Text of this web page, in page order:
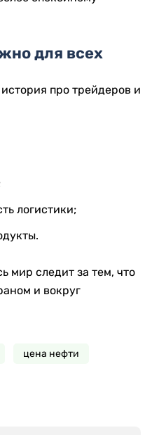
для всех
про трейдеров и
логистики;
мир следит за тем, что
и вокруг
цена нефти